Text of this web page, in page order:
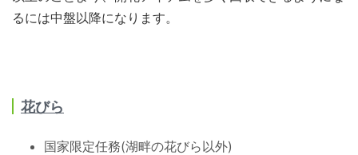
るには中盤以降になります。
花びら
国家限定任務(湖畔の花びら以外)